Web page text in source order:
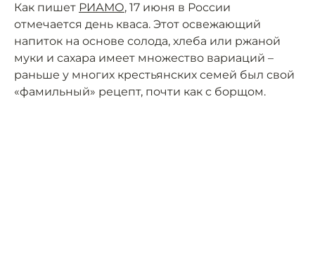
Как пишет РИАМО, 17 июня в России
отмечается день кваса. Этот освежающий
напиток на основе солода, хлеба или ржаной
муки и сахара имеет множество вариаций –
раньше у многих крестьянских семей был свой
«фамильный» рецепт, почти как с борщом.